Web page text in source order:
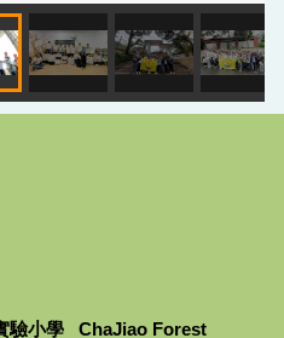
驗小學 ChaJiao Forest